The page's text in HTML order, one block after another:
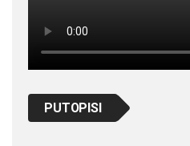
PUTOPISI